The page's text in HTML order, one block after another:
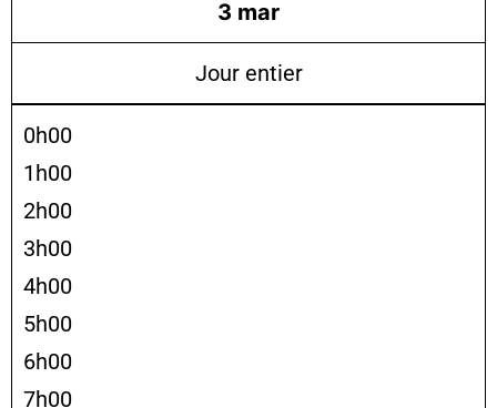
3 mar
Jour entier
0h00
1h00
2h00
3h00
4h00
5h00
6h00
7h00